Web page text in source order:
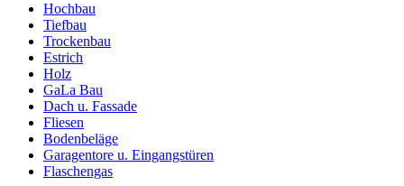
Hochbau
Tiefbau
Trockenbau
Estrich
Holz
GaLa Bau
Dach u. Fassade
Fliesen
Bodenbeläge
Garagentore u. Eingangstüren
Flaschengas